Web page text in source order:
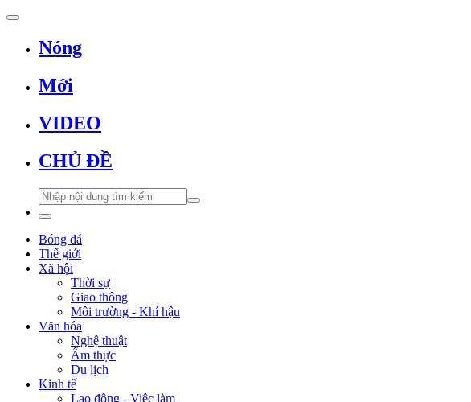
Nóng
Mới
VIDEO
CHỦ ĐỀ
Bóng đá
Thế giới
Xã hội
Thời sự
Giao thông
Môi trường - Khí hậu
Văn hóa
Nghệ thuật
Ẩm thực
Du lịch
Kinh tế
Lao động - Việc làm